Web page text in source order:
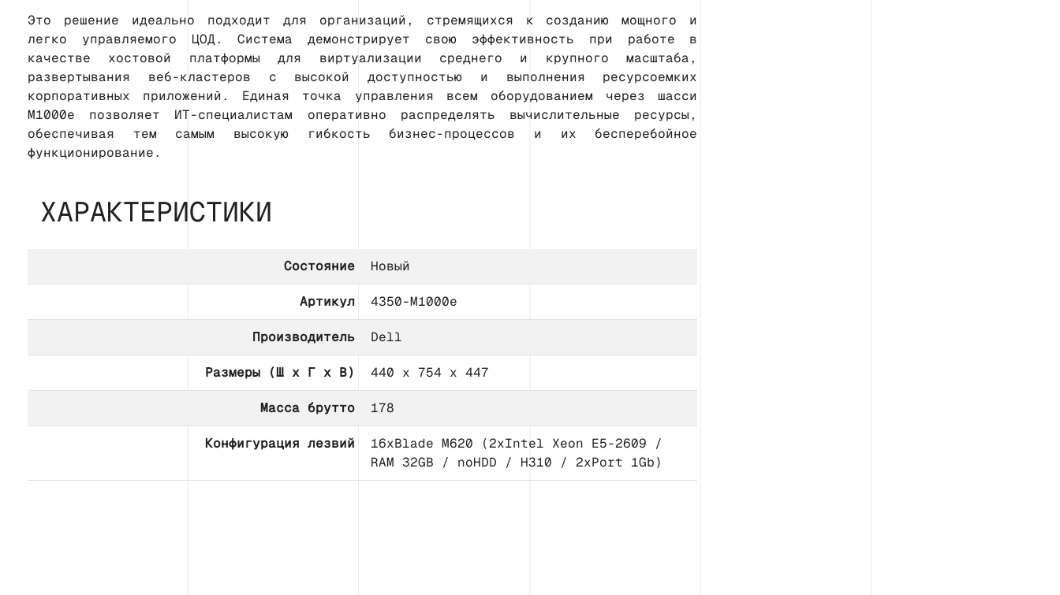
Это решение идеально подходит для организаций, стремящихся к созданию мощного и
легко управляемого ЦОД. Система демонстрирует свою эффективность при работе в
качестве хостовой платформы для виртуализации среднего и крупного масштаба,
развертывания веб-кластеров с высокой доступностью и выполнения ресурсоемких
корпоративных приложений. Единая точка управления всем оборудованием через шасси
M1000e позволяет ИТ-специалистам оперативно распределять вычислительные ресурсы,
обеспечивая тем самым высокую гибкость бизнес-процессов и их бесперебойное
функционирование.
ХАРАКТЕРИСТИКИ
Состояние Новый
Артикул 4350-M1000e
Производитель Dell
Размеры (Ш х Г х В) 440 x 754 x 447
Масса брутто 178
Конфигурация лезвий
16xBlade M620 (2xIntel Xeon E5-2609 /
RAM 32GB / noHDD / H310 / 2xPort 1Gb)